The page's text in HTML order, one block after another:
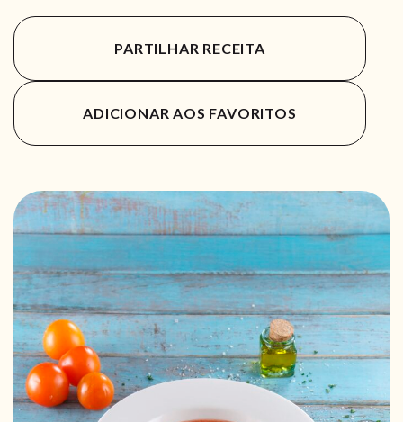
PARTILHAR RECEITA
ADICIONAR AOS FAVORITOS